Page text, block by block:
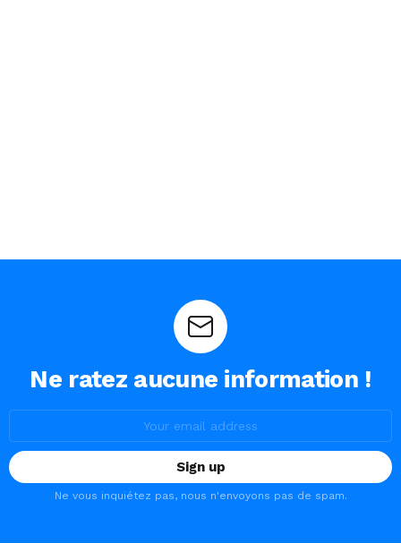
Ne ratez aucune information !
Ne vous inquiétez pas, nous n'envoyons pas de spam.